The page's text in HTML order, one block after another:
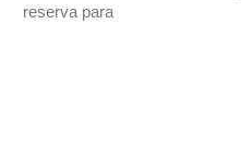
reserva para